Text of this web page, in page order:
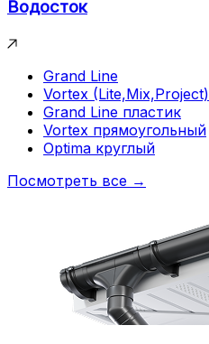
Водосток
Grand Line
Vortex (Lite,Mix,Project)
Grand Line пластик
Vortex прямоугольный
Optima круглый
Посмотреть все →